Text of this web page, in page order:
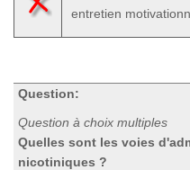
entretien
Question:
Question à choix multiples
Quelles sont les voies
nicotiniques ?